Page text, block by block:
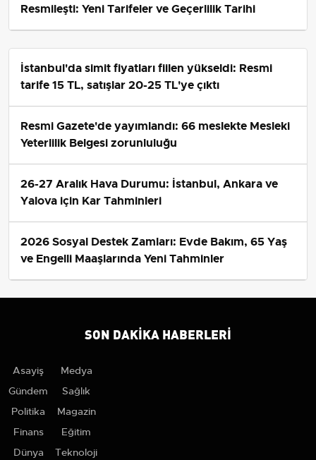
Resmileşti: Yeni Tarifeler ve Geçerlilik Tarihi
İstanbul'da simit fiyatları fiilen yükseldi: Resmi
tarife 15 TL, satışlar 20-25 TL'ye çıktı
Resmi Gazete'de yayımlandı: 66 meslekte Mesleki
Yeterlilik Belgesi zorunluluğu
26-27 Aralık Hava Durumu: İstanbul, Ankara ve
Yalova için Kar Tahminleri
2026 Sosyal Destek Zamları: Evde Bakım, 65 Yaş
ve Engelli Maaşlarında Yeni Tahminler
SON DAKIKA HABERLERI
Asayiş
Gündem
Politika
Finans
Dünya
Medya
Sağlık
Magazin
Eğitim
Teknoloji